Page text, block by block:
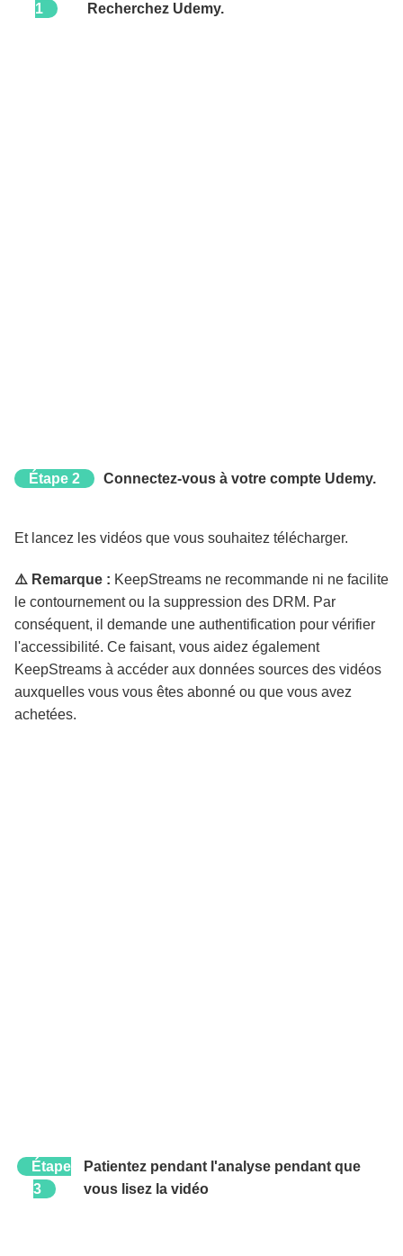
1
Recherchez Udemy.
Étape 2 Connectez-vous à votre compte Udemy.
Et lancez les vidéos que vous souhaitez télécharger.
⚠️ Remarque : KeepStreams ne recommande ni ne facilite
le contournement ou la suppression des DRM. Par
conséquent, il demande une authentification pour vérifier
l'accessibilité. Ce faisant, vous aidez également
KeepStreams à accéder aux données sources des vidéos
auxquelles vous vous êtes abonné ou que vous avez
achetées.
Étape
3
Patientez pendant l'analyse pendant que
vous lisez la vidéo